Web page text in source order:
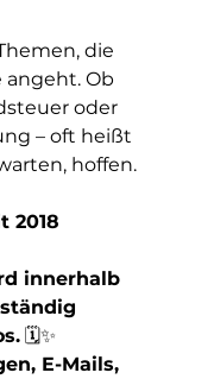
die
Ob
oder
– oft heißt
hoffen.
2018
innerhalb
🗓️✨
E-Mails,